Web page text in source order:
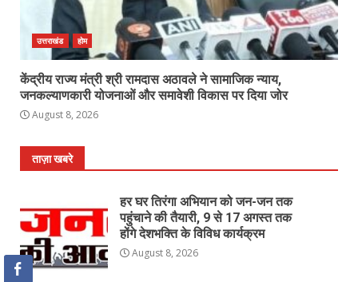
उत्तराखंड होम
केंद्रीय राज्य मंत्री श्री रामदास अठावले ने सामाजिक न्याय,
जनकल्याणकारी योजनाओं और समावेशी विकास पर दिया जोर
August 8, 2026
ताज़ा खबरे
हर घर तिरंगा अभियान को जन-जन तक
पहुंचाने की तैयारी, 9 से 17 अगस्त तक
होंगे देशभक्ति के विविध कार्यक्रम
August 8, 2026